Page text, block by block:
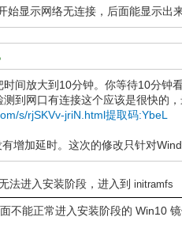
始显示网络无连接，后面能显示出
间放大到10分钟。你等待10分钟
到网口有连接这个应该是很快的
s/rjSKVv-jriN.html提取码:YbeL
增加延时。这次的修改只针对
法进入安装阶段，进入到initramfs
不能正常进入安装阶段的 Win10